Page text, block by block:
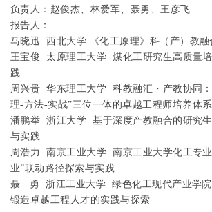
负责人：赵俊杰、林爱军、聂勇、王彦飞
报告人：
马晓迅
西北大学
《化工原理》科（产）教
王宝俊
太原理工大学
煤化工研究生高质量
践
周兴贵华东理工大学
科教融汇・产教协同
理-方法-实战”三位一体的卓越工程师培养体
潘鹏举
浙江大学
基于深度产教融合的研究
与实践
周浩力
南京工业大学 南京工业大学化工专
业”联动路径探索与实践
聂
勇 浙江工业大学
绿色化工现代产业学
锻造卓越工程人才的实践与探索